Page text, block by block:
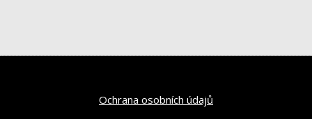
Ochrana osobních údajů